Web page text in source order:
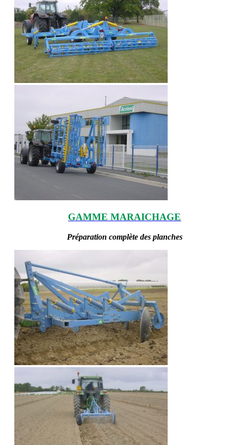
GAMME MARAICHAGE
Préparation complète des planches